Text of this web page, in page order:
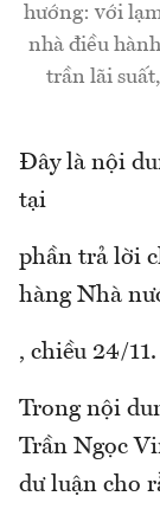
hướng: với
nhà điều
trần lãi
Đây là nội
tại
phần trả lời
hàng Nhà
, chiều 24/11.
Trong nội
Trần Ngọc
dư luận cho